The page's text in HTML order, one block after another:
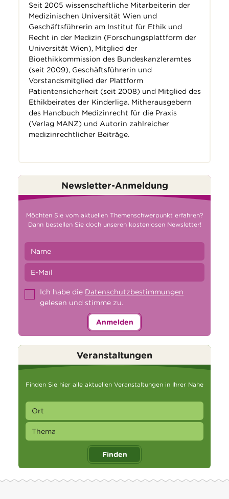
Seit 2005 wissenschaftliche Mitarbeiterin der
Medizinischen Universität Wien und
Geschäftsführerin am Institut für Ethik und
Recht in der Medizin (Forschungsplattform der
Universität Wien), Mitglied der
Bioethikkommission des Bundeskanzleramtes
(seit 2009), Geschäftsführerin und
Vorstandsmitglied der Plattform
Patientensicherheit (seit 2008) und Mitglied des
Ethikbeirates der Kinderliga. Mitherausgebern
des Handbuch Medizinrecht für die Praxis
(Verlag MANZ) und Autorin zahlreicher
medizinrechtlicher Beiträge.
Newsletter-Anmeldung
Möchten Sie vom aktuellen Themenschwerpunkt erfahren?
Dann bestellen Sie doch unseren kostenlosen Newsletter!
Ich habe die Datenschutzbestimmungen
gelesen und stimme zu.
Anmelden
Veranstaltungen
Finden Sie hier alle aktuellen Veranstaltungen in Ihrer Nähe
Finden